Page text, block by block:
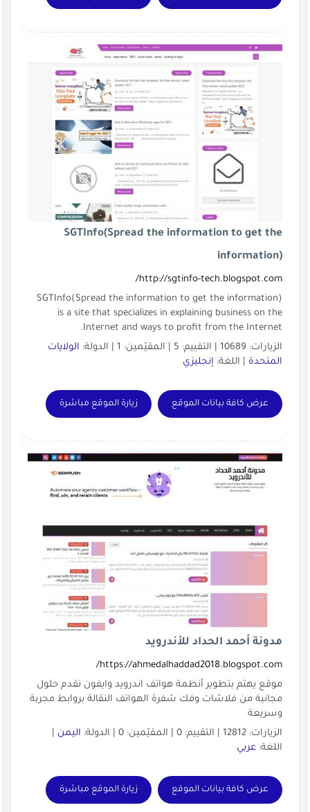
SGTInfo(Spread the information to get the
information)
http://sgtinfo-tech.blogspot.com/
SGTInfo(Spread the information to get the information)
is a site that specializes in explaining business on the
Internet and ways to profit from the Internet.
الزيارات: 10689 | التقييم: 5 | المقيّمين: 1 | الدولة:
الولايات
المتحدة| اللغة: إنجليزي
عرض كافة بيانات الموقع زيارة الموقع مباشرة
مدونة أحمد الحداد للأندرويد
https://ahmedalhaddad2018.blogspot.com/
موقع يهتم بتطوير أنظمة هواتف اندرويد وايفون نقدم حلول
مجانية من فلاشات وفك شفرة الهواتف النقالة بروابط مجربة
وسريعة
الزيارات: 12812 | التقييم: 0 | المقيّمين: 0 | الدولة:
اليمن|
اللغة: عربي
عرض كافة بيانات الموقع زيارة الموقع مباشرة